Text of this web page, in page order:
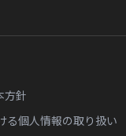
方針
る個人情報の取り扱い